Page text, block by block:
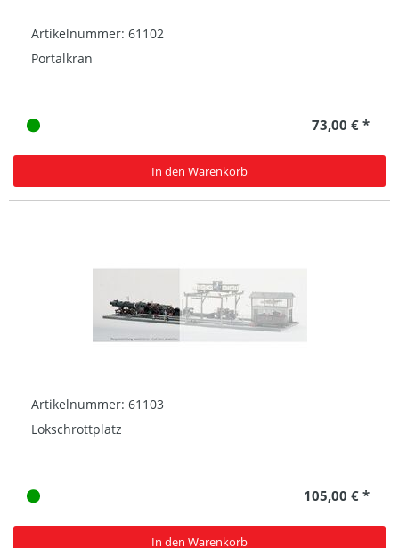
Artikelnummer: 61102
Portalkran
73,00 € *
In den Warenkorb
Artikelnummer: 61103
Lokschrottplatz
105,00 € *
In den Warenkorb